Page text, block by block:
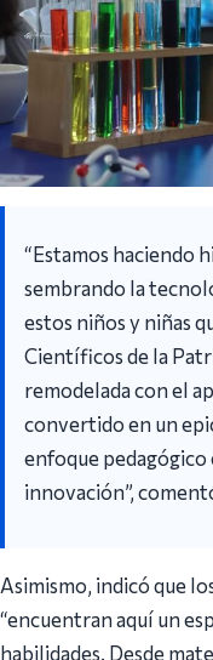
“Estamos haciendo
sembrando la
estos niños y niñas
Científicos de la
remodelada con el
convertido en un
enfoque
innovación”,
Asimismo, indicó que
“encuentran aquí un
habilidades. Desde